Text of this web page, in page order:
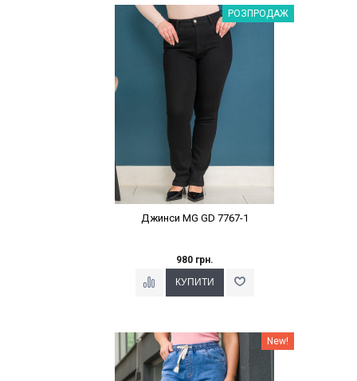
Наклейки Варіант з %РОЗПРОДАЖ
Джинси MG GD 7767-1
980 грн.
Наклейки Варіант з % New!